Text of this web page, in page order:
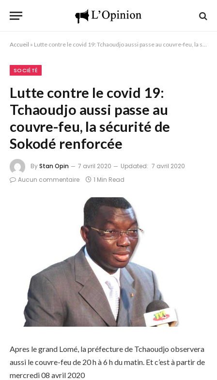
Accueil » Lutte contre le covid 19: Tchaoudjo aussi passe au couvre-feu, la sécurité de Sokodé renforcée
SOCIÉTÉ
Lutte contre le covid 19:
Tchaoudjo aussi passe au
couvre-feu, la sécurité de
Sokodé renforcée
ByStan Opin 7 avril 2020 Updated: 7 avril 2020
Aucun commentaire
1 Min Read
Apres le grand Lomé, la préfecture de Tchaoudjo observera
aussi le couvre-feu de 20 h à 6 h du matin. Et c’est à partir de
mercredi 08 avril 2020